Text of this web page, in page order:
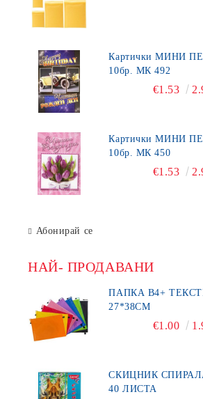
Картички МИНИ ПЕНТАГРАМ К-т
10бр. МК 492
€1.53
Картички МИНИ ПЕНТАГРАМ К-т
10бр. МК 450
€1.53
Абонирай се
НАЙ- ПРОДАВАНИ
ПАПКА В4+ ТЕКСТИЛ С ЦИП
27*38СМ
€1.00
СКИЦНИК СПИРАЛА ЛАРЕД 120ГР.
40 ЛИСТА